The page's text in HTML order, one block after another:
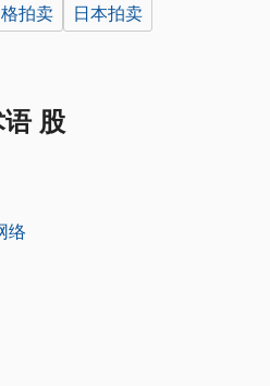
拍卖
日本拍卖
股
络